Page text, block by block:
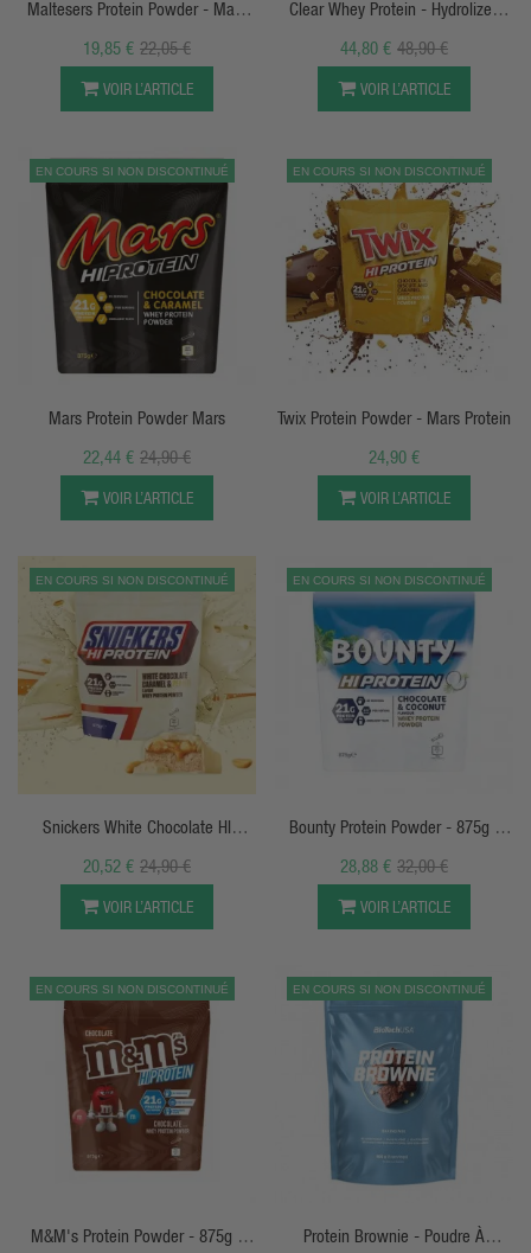
Maltesers Protein Powder - Mars
Co22,05 €
19,85 €
VOIR L’ARTICLE
Clear Whey Protein - Hydrolized
Whey Protein Isolate - Applied
Nutrition
48,90 €
44,80 €
VOIR L’ARTICLE
EN COURS SI NON DISCONTINUÉ
APERÇU RAPIDE
Mars Protein Powder Mars
24,90 €
22,44 €
VOIR L’ARTICLE
EN COURS SI NON DISCONTINUÉ
APERÇU RAPIDE
Twix Protein Powder - Mars Protein
24,90 €
VOIR L’ARTICLE
EN COURS SI NON DISCONTINUÉ
APERÇU RAPIDE
Snickers White Chocolate HI
Protein Mars INC.
24,90 €
20,52 €
VOIR L’ARTICLE
EN COURS SI NON DISCONTINUÉ
Bounty Protein Powder - 875g -
Mars32,00 €
28,88 €
VOIR L’ARTICLE
EN COURS SI NON DISCONTINUÉ
M&M's Protein Powder - 875g -
EN COURS SI NON DISCONTINUÉ
APERÇU RAPIDE
Protein Brownie - Poudre À